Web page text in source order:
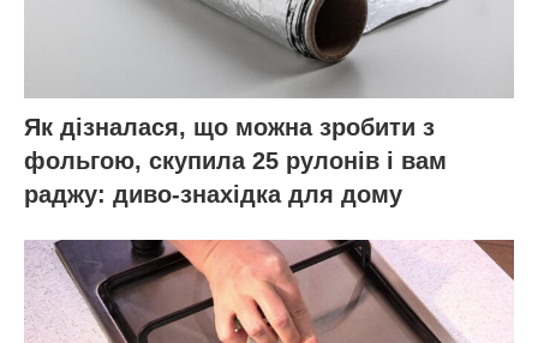
Як дізналася, що можна зробити з
фольгою, скупила 25 рулонів і вам
раджу: диво-знахідка для дому